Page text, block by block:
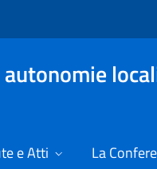
e Atti La